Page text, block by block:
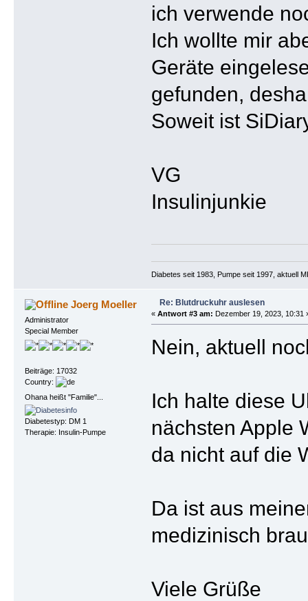
ich verwende
Ich wollte mir
Geräte
gefunden,
Soweit ist
VG
Insulinjunkie
Diabetes seit 1983, Pumpe seit 1997, aktuell
Joerg Moeller
Administrator
Special Member
Beiträge: 17032
Country:
Ohana heißt "Familie"...
Diabetestyp: DM 1
Therapie: Insulin-Pumpe
Re: Blutdruckuhr auslesen
« Antwort #3 am: Dezember 19, 2023, 10:31
Nein, aktuell
Ich halte diese
nächsten Apple
da nicht auf die
Da ist aus
medizinisch
Viele Grüße